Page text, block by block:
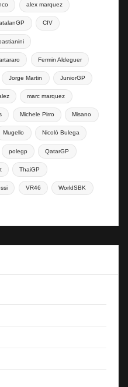
alex marquez
CIV
Fermin Aldeguer
Jorge Martin JuniorGP
marc marquez
Michele Pirro Misano
Mugello Nicolò Bulega
polegp QatarGP
ThaiGP
VR46 WorldSBK